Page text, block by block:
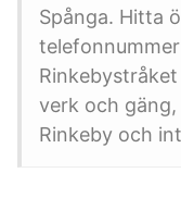
Spånga. Hitta
verk och
Rinkeby och